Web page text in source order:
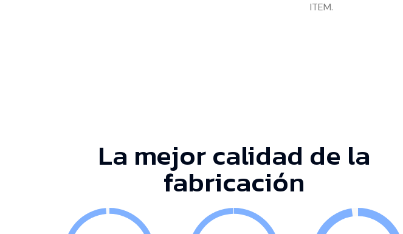
ITEM.
La mejor calidad de la
fabricación